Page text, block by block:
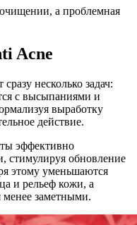
а проблемная
Acne
несколько задач:
с высыпаниями и
выработку
действие.
эффективно
стимулируя обновление
этому уменьшаются
и рельеф кожи, а
менее заметными.